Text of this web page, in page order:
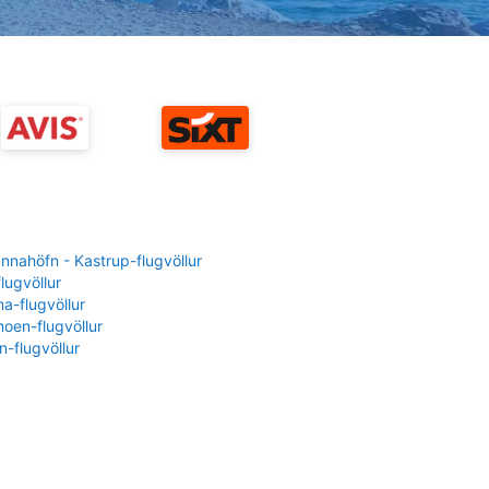
- Kastrup-flugvöllur
flugvöllur
flugvöllur
flugvöllur